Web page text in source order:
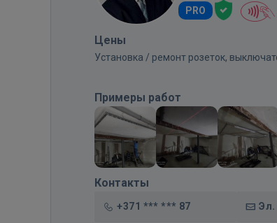
PRO
Цены
Установка / ремонт розеток,
Примеры работ
Контакты
+371 *** *** 87 Эл.